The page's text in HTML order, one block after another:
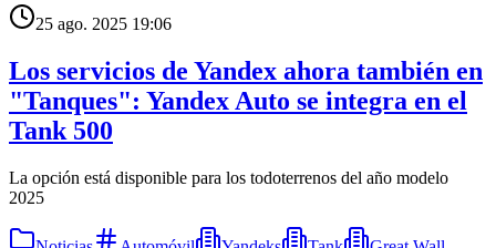
25 ago. 2025 19:06
Los servicios de Yandex ahora también en
"Tanques": Yandex Auto se integra en el
Tank 500
La opción está disponible para los todoterrenos del año modelo
2025